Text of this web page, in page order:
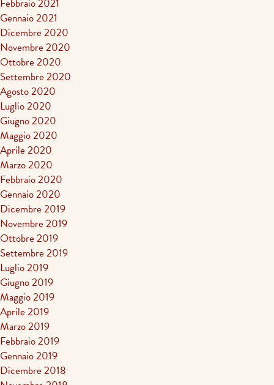
Febbraio 2021
Gennaio 2021
Dicembre 2020
Novembre 2020
Ottobre 2020
Settembre 2020
Agosto 2020
Luglio 2020
Giugno 2020
Maggio 2020
Aprile 2020
Marzo 2020
Febbraio 2020
Gennaio 2020
Dicembre 2019
Novembre 2019
Ottobre 2019
Settembre 2019
Luglio 2019
Giugno 2019
Maggio 2019
Aprile 2019
Marzo 2019
Febbraio 2019
Gennaio 2019
Dicembre 2018